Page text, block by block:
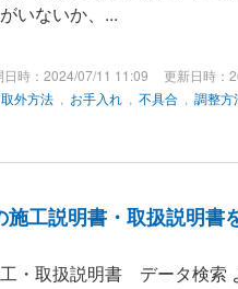
いないか、...
日時：2024/07/11 11:09 更新日時：
外方法, お手入れ, 不具合, 調整方
施工説明書・取扱説明書
・取扱説明書 データ検索